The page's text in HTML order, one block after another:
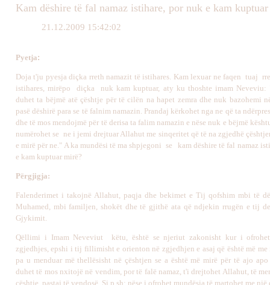
Kam dëshire të fal namaz istihare, por nuk e kam
21.12.2009 15:42:02
Pyetja:
Doja t'ju pyesja diçka rreth namazit të istihares. Kam lexuar ne faqen tuaj
istihares, mirëpo diçka nuk kam kuptuar, aty ku thoshte imam Neveviu:
duhet ta bëjmë atë çështje për të cilën na hapet zemra dhe nuk bazohemi
pasë dëshirë para se të falnim namazin. Prandaj kërkohet nga ne që ta
dhe të mos mendojmë për të derisa ta falim namazin e nëse nuk e bëjmë
numërohet se ne i jemi drejtuar Allahut me sinqeritet që të na zgjedhë
e mirë për ne." A ka mundësi të ma shpjegoni se kam dëshire të fal namaz
e kam kuptuar mirë?
Përgjigja:
Falenderimet i takojnë Allahut, paqja dhe bekimet e Tij qofshim mbi të
Muhamed, mbi familjen, shokët dhe të gjithë ata që ndjekin rrugën e tij
Gjykimit.
Qëllimi i Imam Neveviut këtu, është se njeriut zakonisht kur i
zgjedhjes, epshi i tij fillimisht e orienton në zgjedhjen e asaj që është më me
pa u menduar më thellësisht në çështjen se a është më mirë për të ajo
duhet të mos nxitojë në vendim, por të falë namaz, t'i drejtohet Allahut, të
çështje, pastaj të vendosë. Si p.sh: nëse i ofrohet mundësia të martohet me një